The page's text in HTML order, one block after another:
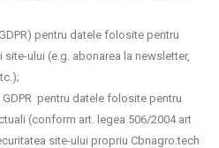
pentru datele folosite pentru
ului (e.g. abonarea la newsletter,
pentru datele folosite pentru
(conform art. legea 506/2004 art
site-ului propriu Cbnagro.tech